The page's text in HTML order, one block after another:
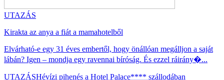
UTAZÁS
Kirakta az anya a fiát a mamahotelből
Elvárható-e egy 31 éves embertől, hogy önállóan megálljon a saját
lábán? Igen – mondja egy ravennai bíróság. És ezzel ráirány�...
UTAZÁSHévízi pihenés a Hotel Palace**** szállodában